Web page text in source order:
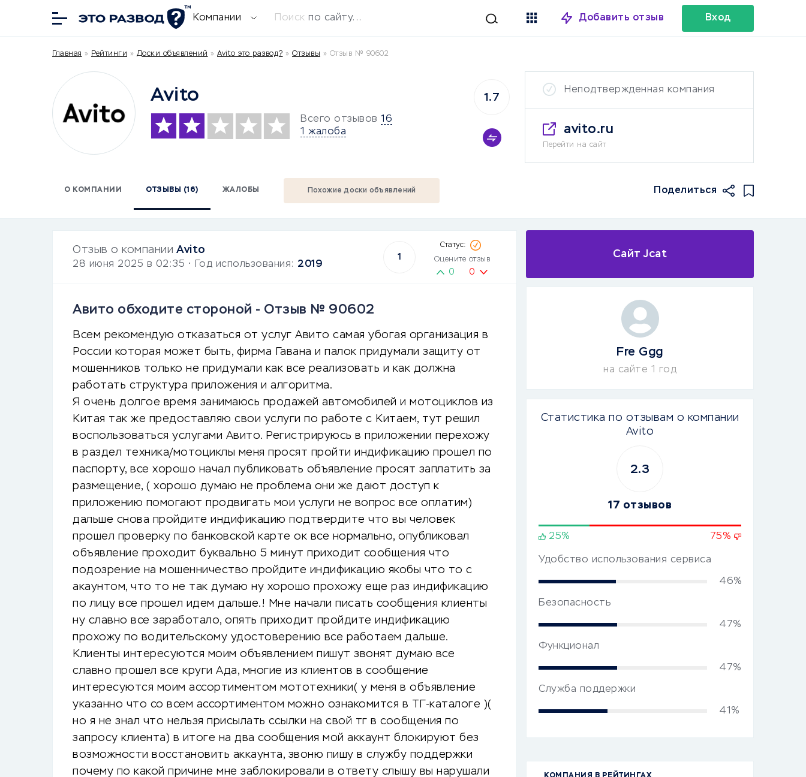
Компании Поиск по сайту... Добавить отзыв Вход
Главная » Рейтинги » Доски объявлений » Avito это развод? » Отзывы » Отзыв № 90602
Avito
Всего отзывов 16
1 жалоба
1.7
Неподтвержденная компания
avito.ru
Перейти на сайт
О КОМПАНИИ ОТЗЫВЫ (16) ЖАЛОБЫ Похожие доски объявлений Поделиться
Отзыв о компании Avito
28 июня 2025 в 02:35 • Год использования: 2019
1 Оцените отзыв
0 0
Авито обходите стороной - Отзыв № 90602
Всем рекомендую отказаться от услуг Авито самая убогая организация в
России которая может быть, фирма Гавана и палок придумали защиту от
мошенников только не придумали как все реализовать и как должна
работать структура приложения и алгоритма.
Я очень долгое время занимаюсь продажей автомобилей и мотоциклов из
Китая так же предоставляю свои услуги по работе с Китаем, тут решил
воспользоваться услугами Авито. Регистрируюсь в приложении перехожу
в раздел техника/мотоциклы меня просят пройти индификацию прошел по
паспорту, все хорошо начал публиковать объявление просят заплатить за
размещение, ( хорошо думаю не проблема они же дают доступ к
приложению помогают продвигать мои услуги не вопрос все оплатим)
дальше снова пройдите индификацию подтвердите что вы человек
прошел проверку по банковской карте ок все нормально, опубликовал
объявление проходит буквально 5 минут приходит сообщения что
подозрение на мошенничество пройдите индификацию якобы что то с
акаунтом, что то не так думаю ну хорошо прохожу еще раз индификацию
по лицу все прошел идем дальше.! Мне начали писать сообщения клиенты
ну славно все заработало, опять приходит пройдите индификацию
прохожу по водительскому удостоверению все работаем дальше.
Клиенты интересуются моим объявлением пишут звонят думаю все
славно прошел все круги Ада, многие из клиентов в сообщение
интересуются моим ассортиментом мототехники( у меня в объявление
указанно что со всем ассортиментом можно ознакомится в ТГ-каталоге )(
но я не знал что нельзя присылать ссылки на свой тг в сообщения по
запросу клиента) в итоге на два сообщения мой аккаунт блокируют без
возможности восстановить аккаунта, звоню пишу в службу поддержки
почему по какой причине мне заблокировали в ответу слышу вы нарушали
Сайт Jcat
Fre Ggg
на сайте 1 год
Статистика по отзывам о компании
Avito
2.3
17 отзывов
25% 75%
Удобство использования сервиса
46%
Безопасность
47%
Функционал
47%
Служба поддержки
41%